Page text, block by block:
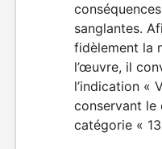
sanglantes.
fidèlement la
l’œuvre, il
l’indication «
conservant le
catégorie «